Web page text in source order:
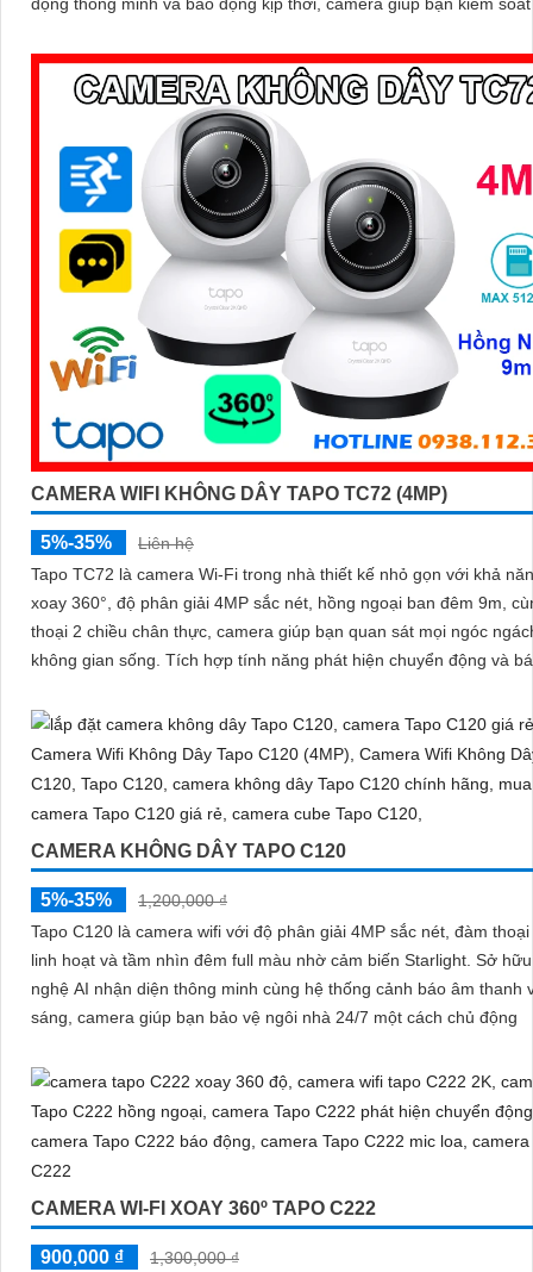
CAMERA WIFI KHÔNG DÂY TAPO TC72 (4MP)
5%-35%
Liên hệ
Tapo TC72 là camera Wi-Fi trong nhà thiết kế nhỏ gọn với khả
xoay 360°, độ phân giải 4MP sắc nét, hồng ngoại ban đêm 9m,
thoại 2 chiều chân thực, camera giúp bạn quan sát mọi ngóc
không gian sống. Tích hợp tính năng phát hiện chuyển động và báo động
sự an tâm tuyệt đối cho cả gia đình
CAMERA KHÔNG DÂY TAPO C120
5%-35%
1,200,000 ₫
Tapo C120 là camera wifi với độ phân giải 4MP sắc nét, đàm
linh hoạt và tầm nhìn đêm full màu nhờ cảm biến Starlight. Sở hữu công
nghệ AI nhận diện thông minh cùng hệ thống cảnh báo âm thanh
sáng, camera giúp bạn bảo vệ ngôi nhà 24/7 một cách chủ động
CAMERA WI-FI XOAY 360º TAPO C222
900,000 ₫
1,300,000 ₫